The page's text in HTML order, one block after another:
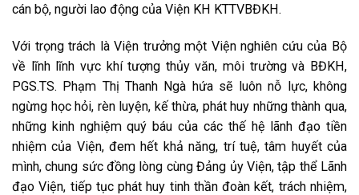
cán bộ, người lao động của Viện KH KTTVBĐKH.
Với trọng trách là Viện trưởng một Viện nghiên cứu của Bộ
về lĩnh lĩnh vực khí tượng thủy văn, môi trường và BĐKH,
PGS.TS. Phạm Thị Thanh Ngà hứa sẽ luôn nỗ lực, không
ngừng học hỏi, rèn luyện, kế thừa, phát huy những thành qua,
những kinh nghiệm quý báu của các thế hệ lãnh đạo tiền
nhiệm của Viện, đem hết khả năng, trí tuệ, tâm huyết của
mình, chung sức đồng lòng cùng Đảng ủy Viện, tập thể Lãnh
đạo Viện, tiếp tục phát huy tinh thần đoàn kết, trách nhiệm,